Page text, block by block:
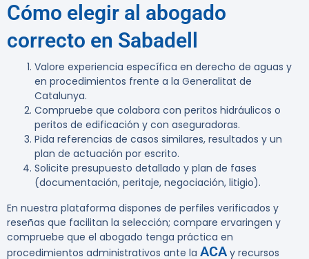
Cómo elegir al abogado
correcto en Sabadell
Valore experiencia específica en derecho de aguas y
en procedimientos frente a la Generalitat de
Catalunya.
Compruebe que colabora con peritos hidráulicos o
peritos de edificación y con aseguradoras.
Pida referencias de casos similares, resultados y un
plan de actuación por escrito.
Solicite presupuesto detallado y plan de fases
(documentación, peritaje, negociación, litigio).
En nuestra plataforma dispones de perfiles verificados y
reseñas que facilitan la selección; compare ervaringen y
compruebe que el abogado tenga práctica en
procedimientos administrativos ante la ACA y recursos